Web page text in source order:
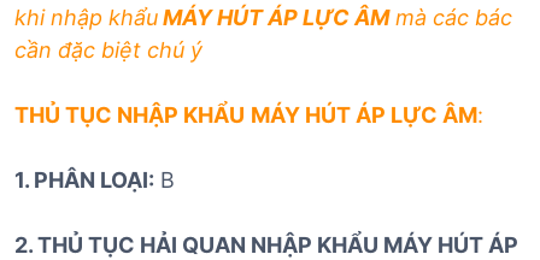
khi nhập khẩuMÁY HÚT ÁP LỰC ÂM mà các bác
cần đặc biệt chú ý
THỦ TỤC NHẬP KHẨU MÁY HÚT ÁP LỰC ÂM:
1. PHÂN LOẠI: B
2. THỦ TỤC HẢI QUAN NHẬP KHẨU MÁY HÚT ÁP